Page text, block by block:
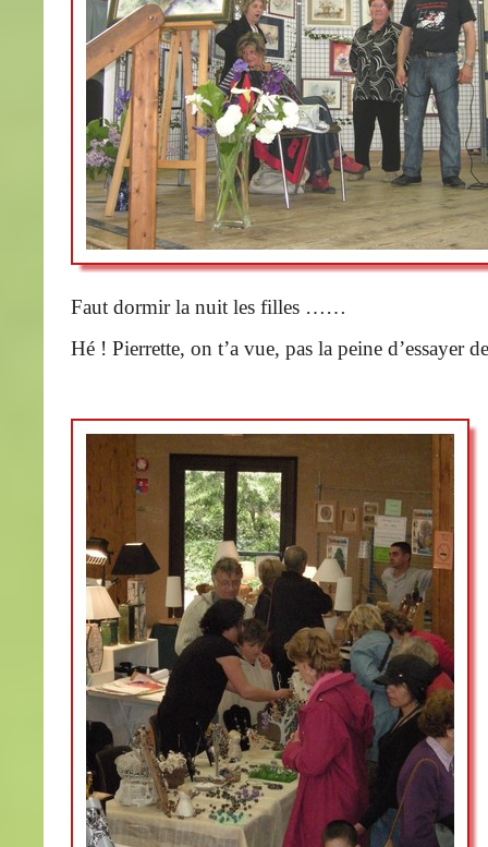
Faut dormir la nuit les filles ……
Hé ! Pierrette, on t’a vue, pas la peine d’essayer